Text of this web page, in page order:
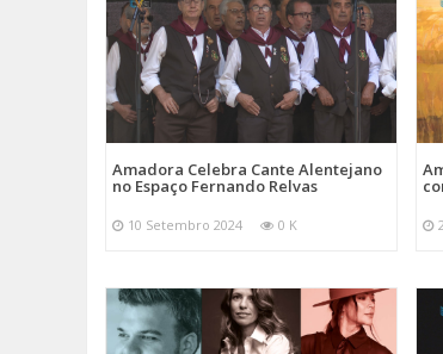
Amadora Celebra Cante Alentejano
no Espaço Fernando Relvas
10 Setembro 2024 0 K